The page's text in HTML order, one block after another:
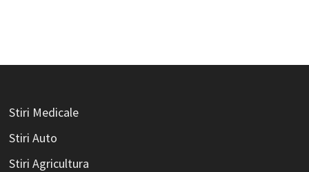
Stiri Medicale
Stiri Auto
Stiri Agricultura